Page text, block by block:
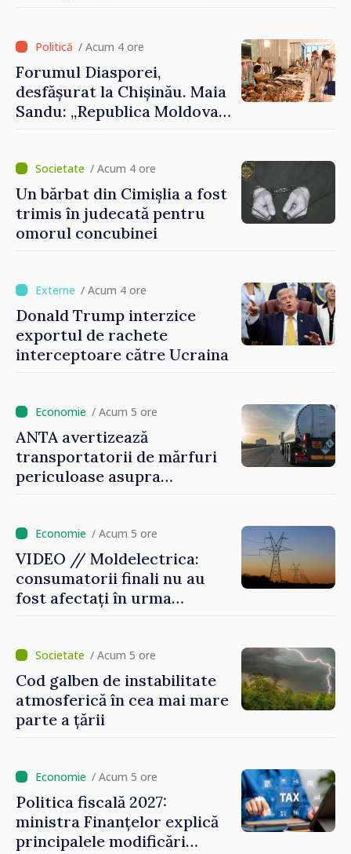
Crucii Roșii în Moldova
/ Acum 4 ore
Forumul Diasporei,
desfășurat la Chișinău. Maia
Sandu: „Republica Moldova
rol important în promovarea
și susținerea acestui
parcurs”
/ Acum 4 ore
Un bărbat din Cimișlia a fost
trimis în judecată pentru
omorul concubinei
/ Acum 4 ore
Donald Trump interzice
exportul de rachete
interceptoare către Ucraina
/ Acum 5 ore
ANTA avertizează
transportatorii de mărfuri
periculoase asupra
/ Acum 5 ore
VIDEO // Moldelectrica:
consumatorii finali nu au
fost afectați în urma
reparație vor fi efectuate în
regim prioritar
/ Acum 5 ore
Cod galben de instabilitate
atmosferică în cea mai mare
parte a țării
/ Acum 5 ore
Politica fiscală 2027:
ministra Finanțelor explică
principalele modificări